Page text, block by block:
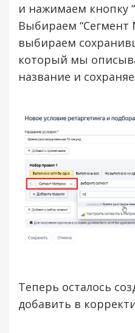
и нажимаем кнопку
Выбираем “Сегмент
выбираем
который мы
название и
Теперь осталось
добавить в